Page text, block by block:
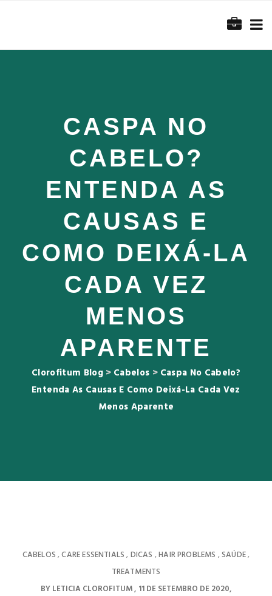
CASPA NO
CABELO?
ENTENDA AS
CAUSAS E
COMO DEIXÁ-LA
CADA VEZ
MENOS
APARENTE
Clorofitum Blog > Cabelos > Caspa No Cabelo?
Entenda As Causas E Como Deixá-La Cada Vez
Menos Aparente
CABELOS ,CARE ESSENTIALS , DICAS ,HAIR PROBLEMS ,SAÚDE,
TREATMENTS
BYLETICIA CLOROFITUM 11 DE SETEMBRO DE 2020